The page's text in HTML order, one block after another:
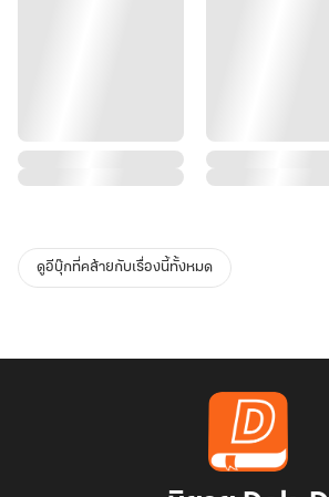
ดูอีบุ๊กที่คล้ายกับเรื่องนี้ทั้งหมด